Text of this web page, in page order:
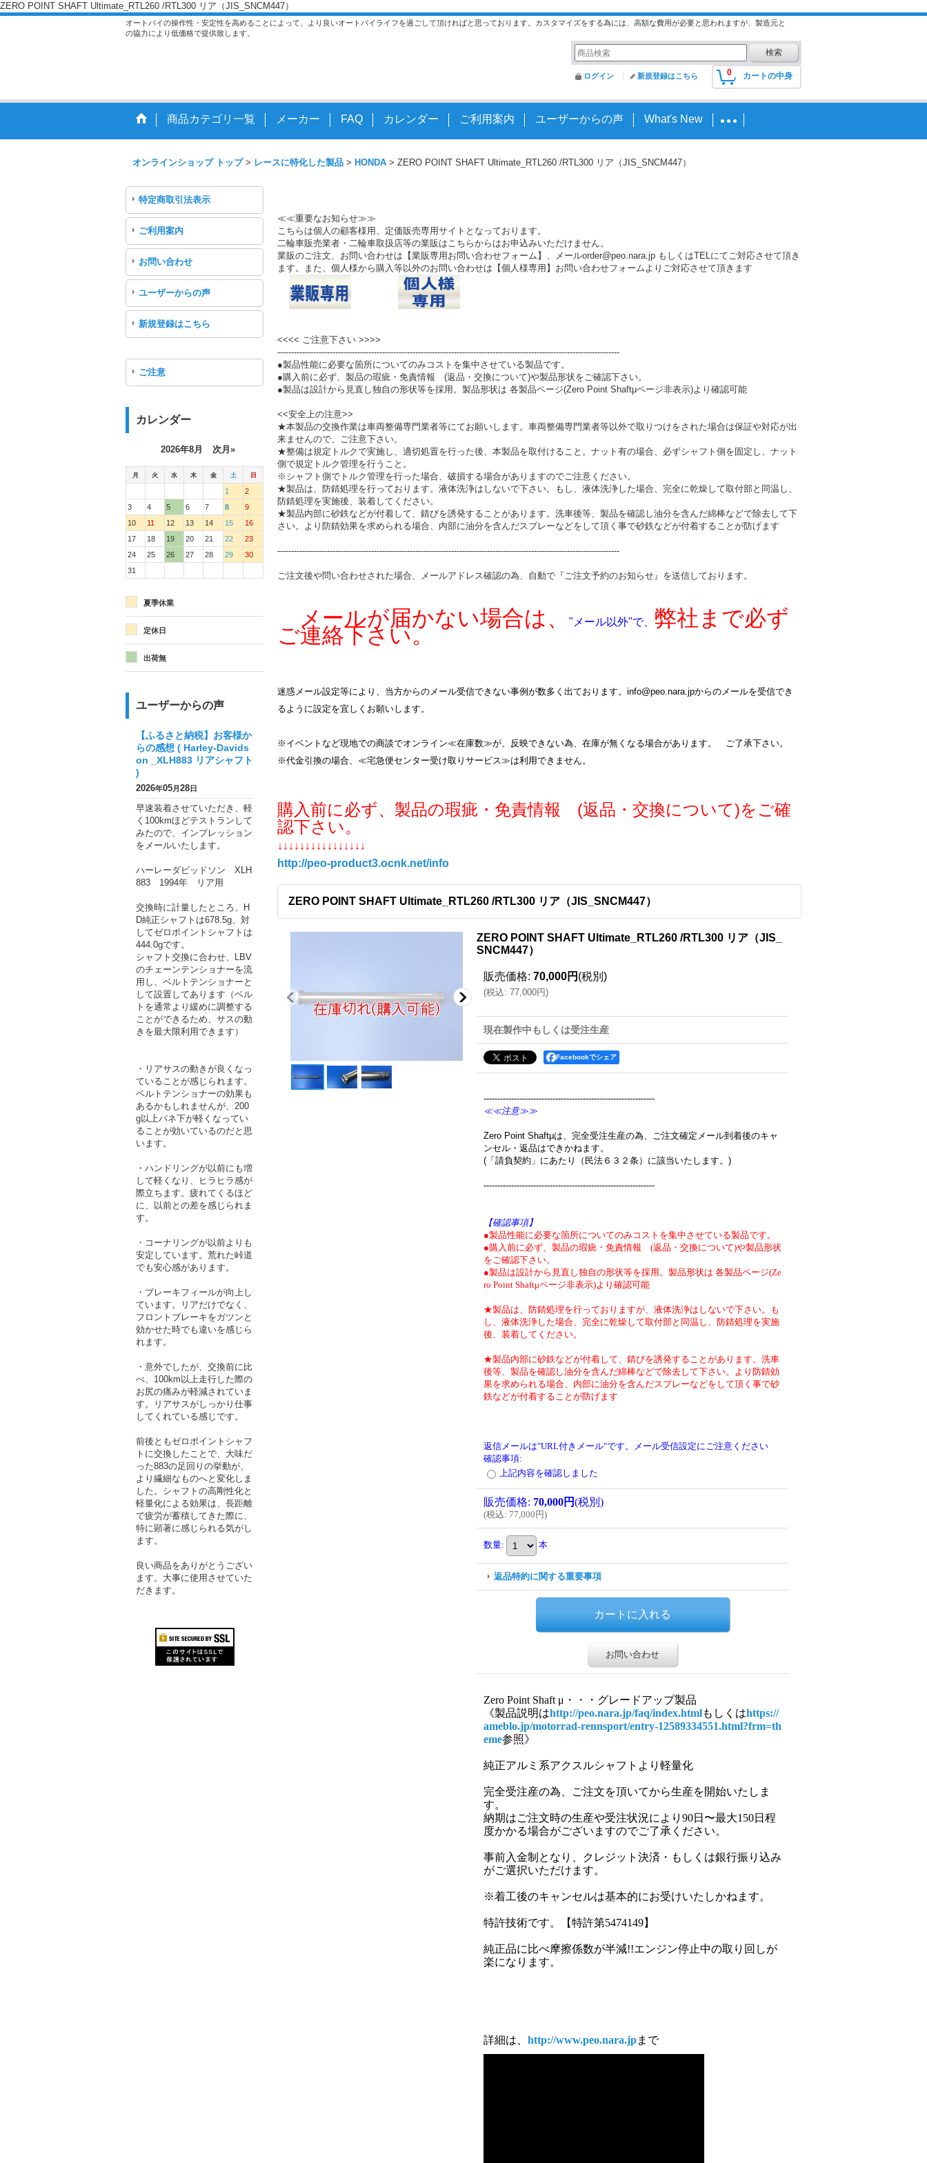
ZERO POINT SHAFT Ultimate_RTL260 /RTL300 リア（JIS_SNCM447）
オートバイの操作性・安定性を高めることによって、より良いオートバイライフを過ごして頂ければと思っております。カスタマイズをする為には、高額な費用が必要と思われますが、製造元と
の協力により低価格で提供致します。
0 カートの中身
ログイン 新規登録はこちら
商品カテゴリ一覧 メーカー FAQ カレンダー ご利用案内 ユーザーからの声 What's New
オンラインショップ トップ > レースに特化した製品 > HONDA > ZERO POINT SHAFT Ultimate_RTL260 /RTL300 リア（JIS_SNCM447）
特定商取引法表示
ご利用案内
お問い合わせ
ユーザーからの声
新規登録はこちら
ご注意
カレンダー
2026年8月 次月»
月 火 水 木 金 土 日
1
2
3
4 5 6 7 8
9
10
11 12 13 14 15
16
17
18 19 20 21 22
23
24
25 26 27 28 29
30
31
夏季休業
定休日
出荷無
ユーザーからの声
【ふるさと納税】お客様か
らの感想 ( Harley-Davids
on _XLH883 リアシャフト
)
2026年05月28日
早速装着させていただき、軽
く100kmほどテストランして
みたので、インプレッション
をメールいたします。
ハーレーダビッドソン XLH
883 1994年 リア用
交換時に計量したところ、H
D純正シャフトは678.5g、対
してゼロポイントシャフトは
444.0gです。
シャフト交換に合わせ、LBV
のチェーンテンショナーを流
用し、ベルトテンショナーと
して設置してあります（ベル
トを通常より緩めに調整する
ことができるため、サスの動
きを最大限利用できます）
・リアサスの動きが良くなっ
ていることが感じられます。
ベルトテンショナーの効果も
あるかもしれませんが、200
g以上バネ下が軽くなってい
ることが効いているのだと思
います。
・ハンドリングが以前にも増
して軽くなり、ヒラヒラ感が
際立ちます。疲れてくるほど
に、以前との差を感じられま
す。
・コーナリングが以前よりも
安定しています。荒れた峠道
でも安心感があります。
・ブレーキフィールが向上し
ています。リアだけでなく、
フロントブレーキをガツンと
効かせた時でも違いを感じら
れます。
・意外でしたが、交換前に比
べ、100km以上走行した際の
お尻の痛みが軽減されていま
す。リアサスがしっかり仕事
してくれている感じです。
前後ともゼロポイントシャフ
トに交換したことで、大味だ
った883の足回りの挙動が、
より繊細なものへと変化しま
した。シャフトの高剛性化と
軽量化による効果は、長距離
で疲労が蓄積してきた際に、
特に顕著に感じられる気がし
ます。
良い商品をありがとうござい
ます。大事に使用させていた
だきます。
≪≪重要なお知らせ≫≫
こちらは個人の顧客様用、定価販売専用サイトとなっております。
二輪車販売業者・二輪車取扱店等の業販はこちらからはお申込みいただけません。
業販のご注文、お問い合わせは【業販専用お問い合わせフォーム】、メールorder@peo.nara.jp もしくはTELにてご対応させて頂き
ます。また、個人様から購入等以外のお問い合わせは【個人様専用】お問い合わせフォームよりご対応させて頂きます
<<<< ご注意下さい >>>>
----------------------------------------------------------------------------------------------------------------------------
●製品性能に必要な箇所についてのみコストを集中させている製品です。
●購入前に必ず、製品の瑕疵・免責情報 (返品・交換について)や製品形状をご確認下さい。
●製品は設計から見直し独自の形状等を採用。製品形状は 各製品ページ(Zero Point Shaftμページ非表示)より確認可能
<<安全上の注意>>
★本製品の交換作業は車両整備専門業者等にてお願いします。車両整備専門業者等以外で取りつけをされた場合は保証や対応が出
来ませんので、ご注意下さい。
★整備は規定トルクで実施し、適切処置を行った後、本製品を取付けること。ナット有の場合、必ずシャフト側を固定し、ナット
側で規定トルク管理を行うこと。
※シャフト側でトルク管理を行った場合、破損する場合がありますのでご注意ください。
★製品は、防錆処理を行っております。液体洗浄はしないで下さい。もし、液体洗浄した場合、完全に乾燥して取付部と同温し、
防錆処理を実施後、装着してください。
★製品内部に砂鉄などが付着して、錆びを誘発することがあります。洗車後等、製品を確認し油分を含んだ綿棒などで除去して下
さい。より防錆効果を求められる場合、内部に油分を含んだスプレーなどをして頂く事で砂鉄などが付着することが防げます
----------------------------------------------------------------------------------------------------------------------------
ご注文後や問い合わせされた場合、メールアドレス確認の為、自動で『ご注文予約のお知らせ』を送信しております。
メールが届かない場合は、 "メール以外"で、 弊社まで必ず
ご連絡下さい。
迷惑メール設定等により、当方からのメール受信できない事例が数多く出ております。info@peo.nara.jpからのメールを受信でき
るように設定を宜しくお願いします。
※イベントなど現地での商談でオンライン≪在庫数≫が、反映できない為、在庫が無くなる場合があります。 ご了承下さい。
※代金引換の場合、≪宅急便センター受け取りサービス≫は利用できません。
購入前に必ず、製品の瑕疵・免責情報 (返品・交換について)をご確
認下さい。
↓↓↓↓↓↓↓↓↓↓↓↓↓↓↓↓
http://peo-product3.ocnk.net/info
ZERO POINT SHAFT Ultimate_RTL260 /RTL300 リア（JIS_SNCM447）
ZERO POINT SHAFT Ultimate_RTL260 /RTL300 リア（JIS_
SNCM447）
販売価格: 70,000円 (税別)
(税込: 77,000円)
現在製作中もしくは受注生産
Facebookでシェア
--------------------------------------------------------------
≪≪注意≫≫
Zero Point Shaftμは、完全受注生産の為、ご注文確定メール到着後のキャ
ンセル・返品はできかねます。
(「請負契約」にあたり（民法６３２条）に該当いたします。)
--------------------------------------------------------------
【確認事項】
●製品性能に必要な箇所についてのみコストを集中させている製品です。
●購入前に必ず、製品の瑕疵・免責情報 (返品・交換について)や製品形状
をご確認下さい。
●製品は設計から見直し独自の形状等を採用。製品形状は 各製品ページ(Ze
ro Point Shaftμページ非表示)より確認可能
★製品は、防錆処理を行っておりますが、液体洗浄はしないで下さい。も
し、液体洗浄した場合、完全に乾燥して取付部と同温し、防錆処理を実施
後、装着してください。
★製品内部に砂鉄などが付着して、錆びを誘発することがあります。洗車
後等、製品を確認し油分を含んだ綿棒などで除去して下さい。より防錆効
果を求められる場合、内部に油分を含んだスプレーなどをして頂く事で砂
鉄などが付着することが防げます
返信メールは"URL付きメール"です。メール受信設定にご注意ください
確認事項:
上記内容を確認しました
販売価格: 70,000円(税別)
(税込: 77,000円)
数量: 本
返品特約に関する重要事項
お問い合わせ
Zero Point Shaft μ・・・グレードアップ製品
《製品説明はhttp://peo.nara.jp/faq/index.htmlもしくはhttps://
ameblo.jp/motorrad-rennsport/entry-12589334551.html?frm=th
eme参照》
純正アルミ系アクスルシャフトより軽量化
完全受注産の為、ご注文を頂いてから生産を開始いたしま
す。
納期はご注文時の生産や受注状況により90日〜最大150日程
度かかる場合がございますのでご了承ください。
事前入金制となり、クレジット決済・もしくは銀行振り込み
がご選択いただけます。
※着工後のキャンセルは基本的にお受けいたしかねます。
特許技術です。【特許第5474149】
純正品に比べ摩擦係数が半減!!エンジン停止中の取り回しが
楽になります。
詳細は、 http://www.peo.nara.jpまで